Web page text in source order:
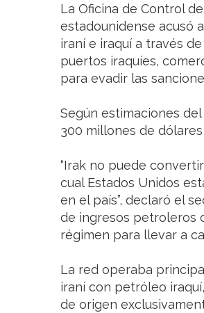
La Oficina de Control
estadounidense acusó
iraní e iraquí a través
puertos iraquíes,
para evadir las
Según estimaciones
300 millones de
“Irak no puede
cual Estados Unidos
en el país”, declaró el
de ingresos petroleros
régimen para llevar a
La red operaba
iraní con petróleo
de origen